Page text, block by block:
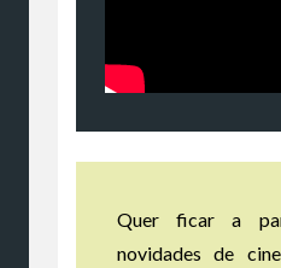
Quer ficar a
novidades de